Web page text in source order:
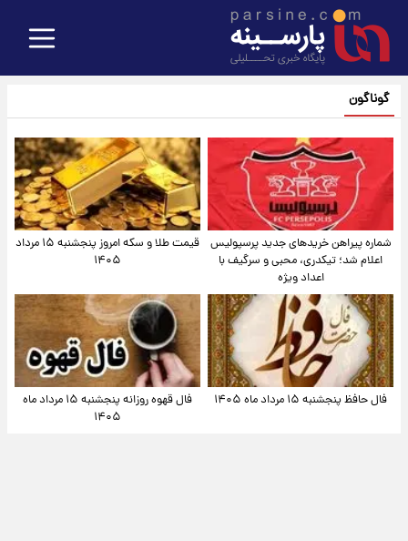
گوناگون
شماره پیراهن خریدهای جدید پرسپولیس
اعلام شد؛ تیکدری، محبی و سرگیف با
اعداد ویژه
قیمت طلا و سکه امروز پنجشنبه ۱۵ مرداد
۱۴۰۵
فال حافظ پنجشنبه ۱۵ مرداد ماه ۱۴۰۵
فال قهوه روزانه پنجشنبه ۱۵ مرداد ماه
۱۴۰۵